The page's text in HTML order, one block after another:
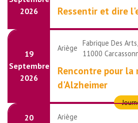
2026
Ressentir et dire
19
Septembre
2026
Ariège
Fabrique Des
11000
Rencontre pour la
d'Alzheimer
20
Ariège